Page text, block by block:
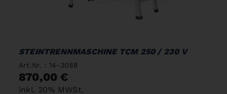
STEINTRENNMASCHINE TCM 250 / 230 V
Art.Nr. : 14-3088
870,00 €
inkl. 20% MWSt.